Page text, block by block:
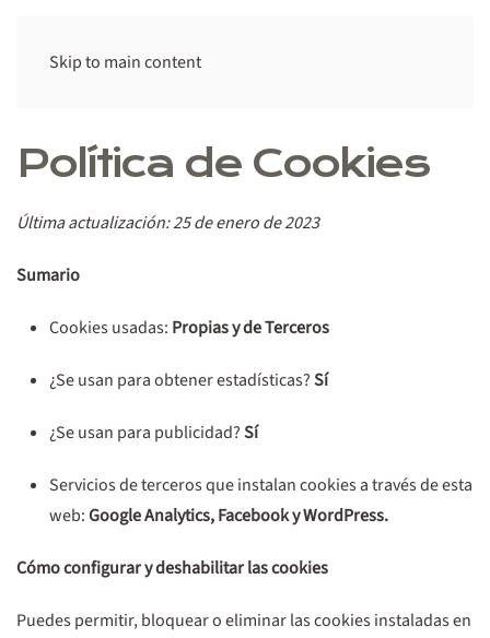
Skip to main content
Política de Cookies
Última actualización:25 de enero de 2023
Sumario
Cookies usadas: Propias y de Terceros
¿Se usan para obtener estadísticas?Sí
¿Se usan para publicidad?Sí
Servicios de terceros que instalan cookies a través de esta
web:Google Analytics, Facebook y WordPress.
Cómo configurar y deshabilitar las cookies
Puedes permitir, bloquear o eliminar las cookies instaladas en